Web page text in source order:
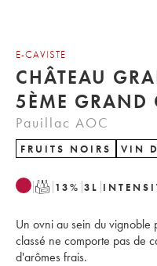
E-CAVISTE
CHÂTEAU
Pauillac AOC
FRUITS NOIRS VIN
T 13% 3 L
Un ovni au sein du vignoble
classé ne comporte pas de
d'arômes frais.